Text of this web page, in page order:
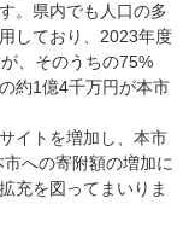
。県内でも人口の多
しており、2023年度
、そのうちの75%
約1億4千万円が本市
イトを増加し、本市
への寄附額の増加に
充を図ってまいりま